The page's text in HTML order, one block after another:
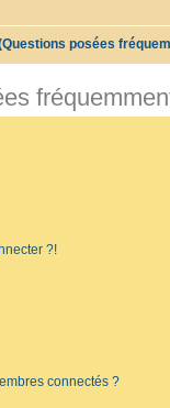
posées
?!
connectés ?